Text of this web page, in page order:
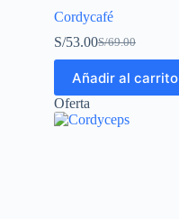
Cordycafé
S/69.00
S/53.00
Añadir al carrito
Oferta